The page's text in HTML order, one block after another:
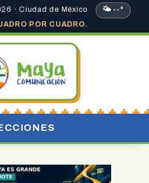
· Ciudad de México
🌤 --°
POR CUADRO.